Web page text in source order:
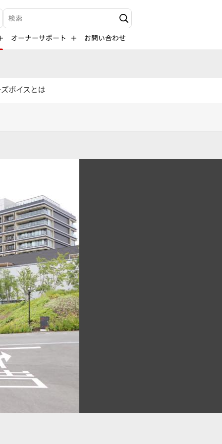
検索キーワード入力
オーナーサポート お問い合わせ
ボイスとは